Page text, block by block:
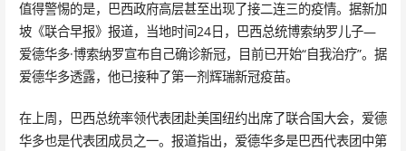
值得警惕的是，巴西政府高层甚至出现了接二连三的疫情。据新加
坡《联合早报》报道，当地时间24日，巴西总统博索纳罗儿子—
爱德华多·博索纳罗宣布自己确诊新冠，目前已开始“自我治疗”。据
爱德华多透露，他已接种了第一剂辉瑞新冠疫苗。
在上周，巴西总统率领代表团赴美国纽约出席了联合国大会，爱德
华多也是代表团成员之一。报道指出，爱德华多是巴西代表团中第